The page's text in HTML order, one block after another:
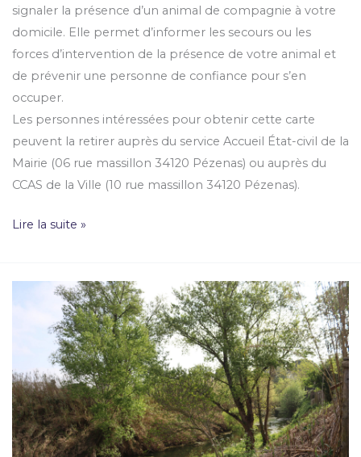
signaler la présence d’un animal de compagnie à votre
domicile. Elle permet d’informer les secours ou les
forces d’intervention de la présence de votre animal et
de prévenir une personne de confiance pour s’en
occuper.
Les personnes intéressées pour obtenir cette carte
peuvent la retirer auprès du service Accueil État-civil de la
Mairie (06 rue massillon 34120 Pézenas) ou auprès du
CCAS de la Ville (10 rue massillon 34120 Pézenas).
Lire la suite »
la
rencontre
des
riverains